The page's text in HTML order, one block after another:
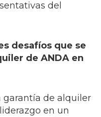
del
desafíos que se
de ANDA en
garantía de alquiler
en un